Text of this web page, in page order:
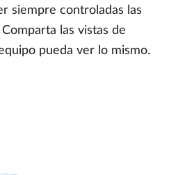
siempre controladas las
las vistas de
pueda ver lo mismo.